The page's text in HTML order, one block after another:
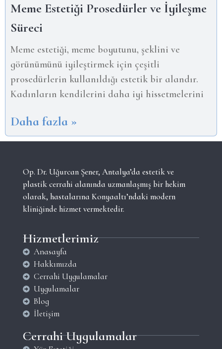
Meme Estetiği Prosedürler ve İyileşme
Süreci
Meme estetiği, meme boyutunu, şeklini ve
görünümünü iyileştirmek için çeşitli
prosedürlerin kullanıldığı estetik bir alandır.
Kadınların kendilerini daha iyi hissetmelerini
Daha fazla »
Op. Dr. Uğurcan Şener, Antalya’da estetik ve
plastik cerrahi alanında uzmanlaşmış bir hekim
olarak, hastalarına Konyaaltı’ndaki modern
kliniğinde hizmet vermektedir.
Hizmetlerimiz
Anasayfa
Hakkımızda
Cerrahi Uygulamalar
Uygulamalar
Blog
İletişim
Cerrahi Uygulamalar